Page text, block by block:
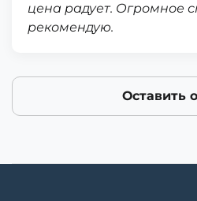
цена радует. Огромное
рекомендую.
Оставить